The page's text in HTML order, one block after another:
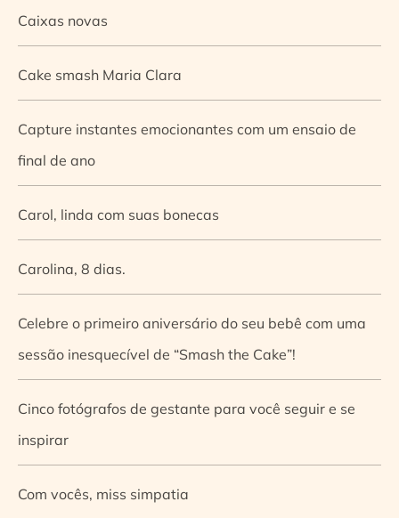
Caixas novas
Cake smash Maria Clara
Capture instantes emocionantes com um ensaio de
final de ano
Carol, linda com suas bonecas
Carolina, 8 dias.
Celebre o primeiro aniversário do seu bebê com uma
sessão inesquecível de “Smash the Cake”!
Cinco fotógrafos de gestante para você seguir e se
inspirar
Com vocês, miss simpatia